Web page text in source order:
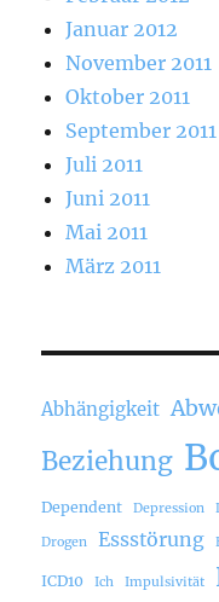
Januar 2012
November 2011
Oktober 2011
September 2011
Juli 2011
Juni 2011
Mai 2011
März 2011
Abhängigkeit
Beziehung
Dependent Depression
Drogen Essstörung
ICD10 Ich Impulsivität